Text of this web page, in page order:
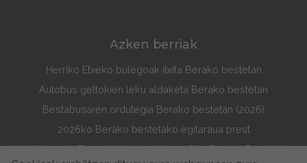
Azken berriak
Herriko Etxeko bulegoak itxita Berako bestetan
Autobus geltokien leku aldaketa Berako bestetan
Bestabusaren ordutegia Berako bestetan (2026)
2026ko Berako bestetako egitaraua prest
Maddi Lasarte Barredok irabazi du 2026ko Berako Bestetako Egitarauaren Azala Lehiaketa